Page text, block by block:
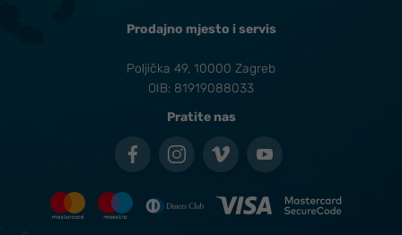
Prodajno mjesto i servis
Poljička 49, 10000 Zagreb
OIB: 81919088033
Pratite nas